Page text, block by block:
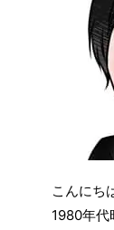
こんにち
1980年代